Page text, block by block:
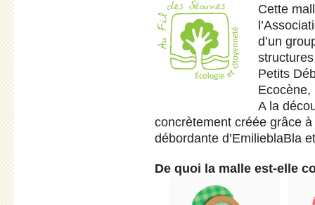
Cette
d’un
Petits
Ecocène,
A la
concrètement créée grâce
débordante d’EmilieblaBla
De quoi la malle est-elle